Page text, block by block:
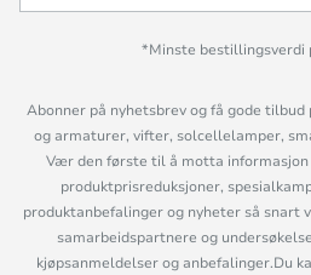
*Minste bestillingsverdi
Abonner på nyhetsbrev og få gode
og armaturer, vifter, solcellelamper,
Vær den første til å motta
produktprisreduksjoner,
produktanbefalinger og nyheter så snart
samarbeidspartnere og
kjøpsanmeldelser og anbefalinger.Du